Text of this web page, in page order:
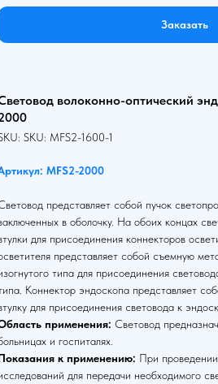
Заказать
волоконно-оптический
SKU: MFS2-1600-1
MFS2-2000
представляет собой пучок
в оболочку. На обоих концах
для присоединения коннекторов
представляет собой съемную
типа для присоединения
Коннектор эндоскопа представляет
для присоединения световода к
применения: Световод
и госпиталях.
к применению: При
для передачи необходимого